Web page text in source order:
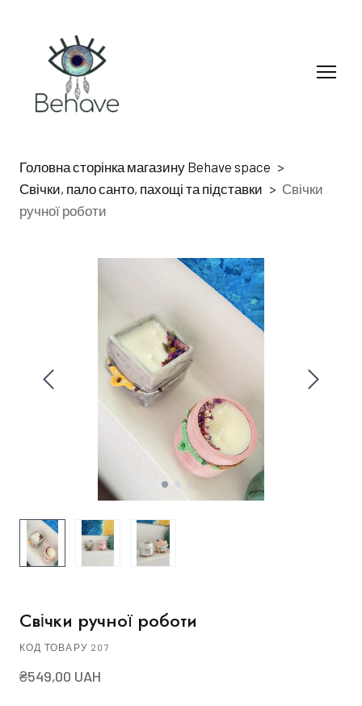
Головна сторінка магазину Behave space
Свічки, пало санто, пахощі та підставки
Свічки
ручної роботи
Свічки ручної роботи
КОД ТОВАРУ 207
₴549,00 UAH